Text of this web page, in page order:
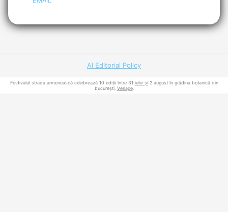
AI Editorial Policy
Festivalul strada armenească celebrează 10 ediții între 31 iulie și2 august în grădina botanică din
bucurești. Verlage.